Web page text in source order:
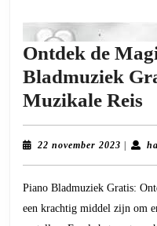
Ontdek de
Bladmuziek
Muzikale Reis
22 november 2023 22
Piano Bladmuziek Gratis:
een krachtig middel zijn om